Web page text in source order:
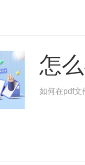
怎
如何在pdf文